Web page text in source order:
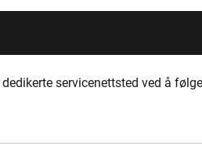
servicenettsted ved å